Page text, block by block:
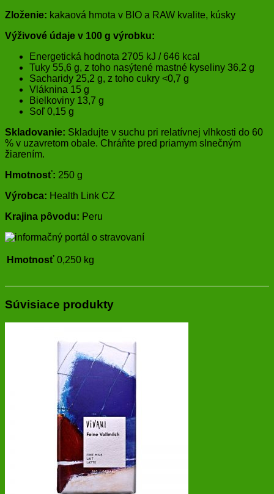
Zloženie: kakaová hmota v BIO a RAW kvalite, kúsky
Výživové údaje v 100 g výrobku:
Energetická hodnota 2705 kJ / 646 kcal
Tuky 55,6 g, z toho nasýtené mastné kyseliny 36,2 g
Sacharidy 25,2 g, z toho cukry <0,7 g
Vláknina 15 g
Bielkoviny 13,7 g
Soľ 0,15 g
Skladovanie: Skladujte v suchu pri relatívnej vlhkosti do 60
% v uzavretom obale. Chráňte pred priamym slnečným
žiarením.
Hmotnosť: 250 g
Výrobca: Health Link CZ
Krajina pôvodu: Peru
Hmotnosť 0,250 kg
Súvisiace produkty